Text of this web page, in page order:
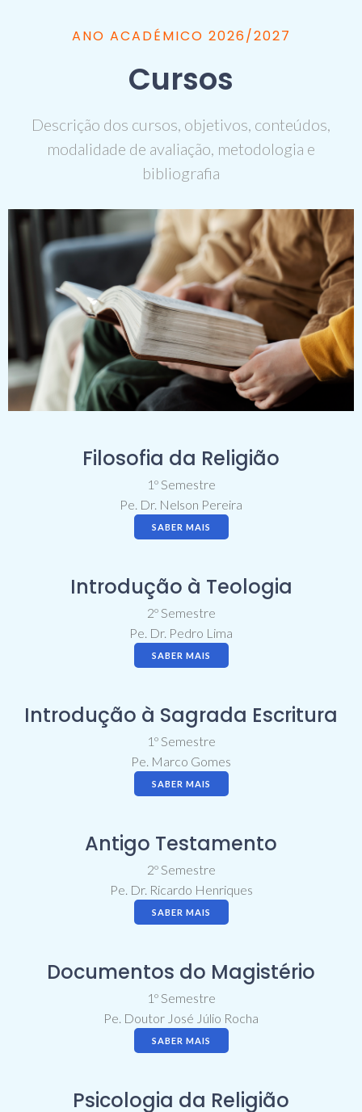
ANO ACADÉMICO 2026/2027
Cursos
Descrição dos cursos, objetivos, conteúdos,
modalidade de avaliação, metodologia e
bibliografia
Filosofia da Religião
1º Semestre
Pe. Dr. Nelson Pereira
SABER MAIS
Introdução à Teologia
2º Semestre
Pe. Dr. Pedro Lima
SABER MAIS
Introdução à Sagrada Escritura
1º Semestre
Pe. Marco Gomes
SABER MAIS
Antigo Testamento
2º Semestre
Pe. Dr. Ricardo Henriques
SABER MAIS
Documentos do Magistério
1º Semestre
Pe. Doutor José Júlio Rocha
SABER MAIS
Psicologia da Religião